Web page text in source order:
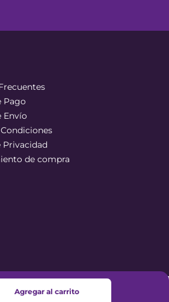
Agregar al carrito
Pago
Envío
Privacidad
de compra